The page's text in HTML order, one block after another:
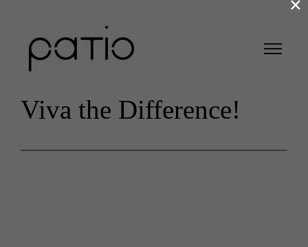
Viva the Difference!